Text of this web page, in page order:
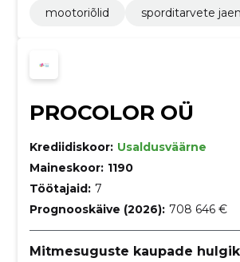
mootoriõlid
sporditarvete
PROCOLOR OÜ
Krediidiskoor: Usaldusväärne
Maineskoor: 1190
Töötajaid: 7
Prognooskäive (2026): 708 646 €
Mitmesuguste kaupade